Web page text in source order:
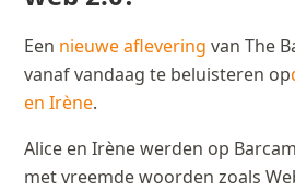
Een nieuwe aflevering van The
vanaf vandaag te beluisteren op
en Irène.
Alice en Irène werden op
met vreemde woorden zoals